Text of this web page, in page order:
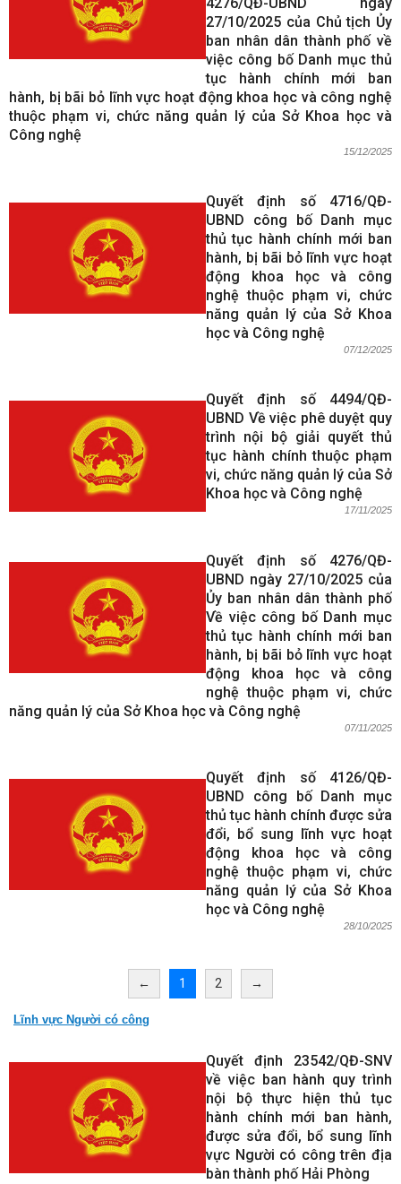
27/10/2025 của Chủ tịch Ủy
ban nhân dân thành phố về
việc công bố Danh mục thủ
tục hành chính mới ban
hành, bị bãi bỏ lĩnh vực hoạt động khoa học và công nghệ
thuộc phạm vi, chức năng quản lý của Sở Khoa học và
Công nghệ
15/12/2025
Quyết định số 4716/QĐ-
UBND công bố Danh mục
thủ tục hành chính mới ban
hành, bị bãi bỏ lĩnh vực hoạt
động khoa học và công
nghệ thuộc phạm vi, chức
năng quản lý của Sở Khoa
học và Công nghệ
07/12/2025
Quyết định số 4494/QĐ-
UBND Về việc phê duyệt quy
trình nội bộ giải quyết thủ
tục hành chính thuộc phạm
vi, chức năng quản lý của Sở
Khoa học và Công nghệ
17/11/2025
Quyết định số 4276/QĐ-
UBND ngày 27/10/2025 của
Ủy ban nhân dân thành phố
Về việc công bố Danh mục
thủ tục hành chính mới ban
hành, bị bãi bỏ lĩnh vực hoạt
động khoa học và công
nghệ thuộc phạm vi, chức
năng quản lý của Sở Khoa học và Công nghệ
07/11/2025
Quyết định số 4126/QĐ-
UBND công bố Danh mục
thủ tục hành chính được sửa
đổi, bổ sung lĩnh vực hoạt
động khoa học và công
nghệ thuộc phạm vi, chức
năng quản lý của Sở Khoa
học và Công nghệ
28/10/2025
← 1 2 →
Lĩnh vực Người có công
Quyết định 23542/QĐ-SNV
về việc ban hành quy trình
nội bộ thực hiện thủ tục
hành chính mới ban hành,
được sửa đổi, bổ sung lĩnh
vực Người có công trên địa
bàn thành phố Hải Phòng